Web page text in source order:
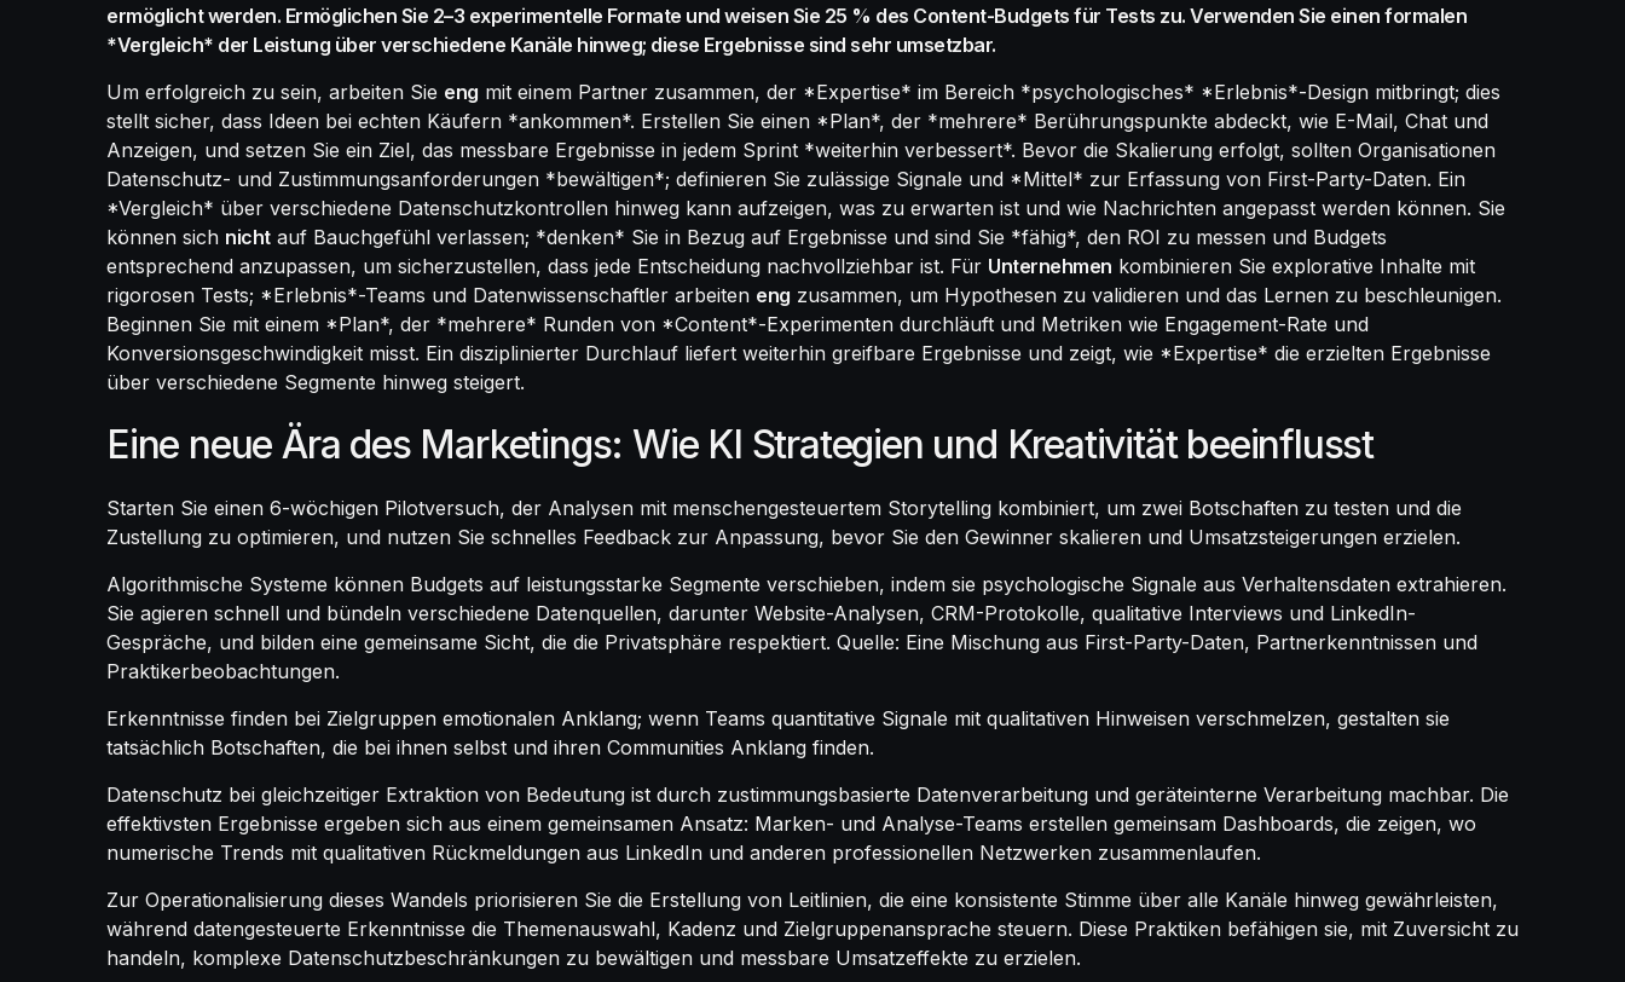
ermöglicht werden. Ermöglichen Sie 2–3 experimentelle Formate und weisen Sie 25 % des Content-Budgets für Tests zu. Verwenden Sie einen formalen
*Vergleich* der Leistung über verschiedene Kanäle hinweg; diese Ergebnisse sind sehr umsetzbar.
Um erfolgreich zu sein, arbeiten Sie eng mit einem Partner zusammen, der *Expertise* im Bereich *psychologisches* *Erlebnis*-Design mitbringt; dies
stellt sicher, dass Ideen bei echten Käufern *ankommen*. Erstellen Sie einen *Plan*, der *mehrere* Berührungspunkte abdeckt, wie E-Mail, Chat und
Anzeigen, und setzen Sie ein Ziel, das messbare Ergebnisse in jedem Sprint *weiterhin verbessert*. Bevor die Skalierung erfolgt, sollten Organisationen
Datenschutz- und Zustimmungsanforderungen *bewältigen*; definieren Sie zulässige Signale und *Mittel* zur Erfassung von First-Party-Daten. Ein
*Vergleich* über verschiedene Datenschutzkontrollen hinweg kann aufzeigen, was zu erwarten ist und wie Nachrichten angepasst werden können. Sie
können sich nichtauf Bauchgefühl verlassen; *denken* Sie in Bezug auf Ergebnisse und sind Sie *fähig*, den ROI zu messen und Budgets
entsprechend anzupassen, um sicherzustellen, dass jede Entscheidung nachvollziehbar ist. Für Unternehmen kombinieren Sie explorative Inhalte mit
rigorosen Tests; *Erlebnis*-Teams und Datenwissenschaftler arbeiten eng zusammen, um Hypothesen zu validieren und das Lernen zu beschleunigen.
Beginnen Sie mit einem *Plan*, der *mehrere* Runden von *Content*-Experimenten durchläuft und Metriken wie Engagement-Rate und
Konversionsgeschwindigkeit misst. Ein disziplinierter Durchlauf liefert weiterhin greifbare Ergebnisse und zeigt, wie *Expertise* die erzielten Ergebnisse
über verschiedene Segmente hinweg steigert.
Eine neue Ära des Marketings: Wie KI Strategien und Kreativität beeinflusst
Starten Sie einen 6-wöchigen Pilotversuch, der Analysen mit menschengesteuertem Storytelling kombiniert, um zwei Botschaften zu testen und die
Zustellung zu optimieren, und nutzen Sie schnelles Feedback zur Anpassung, bevor Sie den Gewinner skalieren und Umsatzsteigerungen erzielen.
Algorithmische Systeme können Budgets auf leistungsstarke Segmente verschieben, indem sie psychologische Signale aus Verhaltensdaten extrahieren.
Sie agieren schnell und bündeln verschiedene Datenquellen, darunter Website-Analysen, CRM-Protokolle, qualitative Interviews und LinkedIn-
Gespräche, und bilden eine gemeinsame Sicht, die die Privatsphäre respektiert. Quelle: Eine Mischung aus First-Party-Daten, Partnerkenntnissen und
Praktikerbeobachtungen.
Erkenntnisse finden bei Zielgruppen emotionalen Anklang; wenn Teams quantitative Signale mit qualitativen Hinweisen verschmelzen, gestalten sie
tatsächlich Botschaften, die bei ihnen selbst und ihren Communities Anklang finden.
Datenschutz bei gleichzeitiger Extraktion von Bedeutung ist durch zustimmungsbasierte Datenverarbeitung und geräteinterne Verarbeitung machbar. Die
effektivsten Ergebnisse ergeben sich aus einem gemeinsamen Ansatz: Marken- und Analyse-Teams erstellen gemeinsam Dashboards, die zeigen, wo
numerische Trends mit qualitativen Rückmeldungen aus LinkedIn und anderen professionellen Netzwerken zusammenlaufen.
Zur Operationalisierung dieses Wandels priorisieren Sie die Erstellung von Leitlinien, die eine konsistente Stimme über alle Kanäle hinweg gewährleisten,
während datengesteuerte Erkenntnisse die Themenauswahl, Kadenz und Zielgruppenansprache steuern. Diese Praktiken befähigen sie, mit Zuversicht zu
handeln, komplexe Datenschutzbeschränkungen zu bewältigen und messbare Umsatzeffekte zu erzielen.